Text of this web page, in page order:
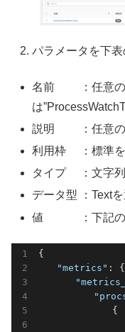
パラメータを下表
名前 ：任意の
は
説明 ：任意の
利用枠 ：標準
タイプ ：文字
データ型 ：Text
値 ：下記の
{
"metrics" : {
{